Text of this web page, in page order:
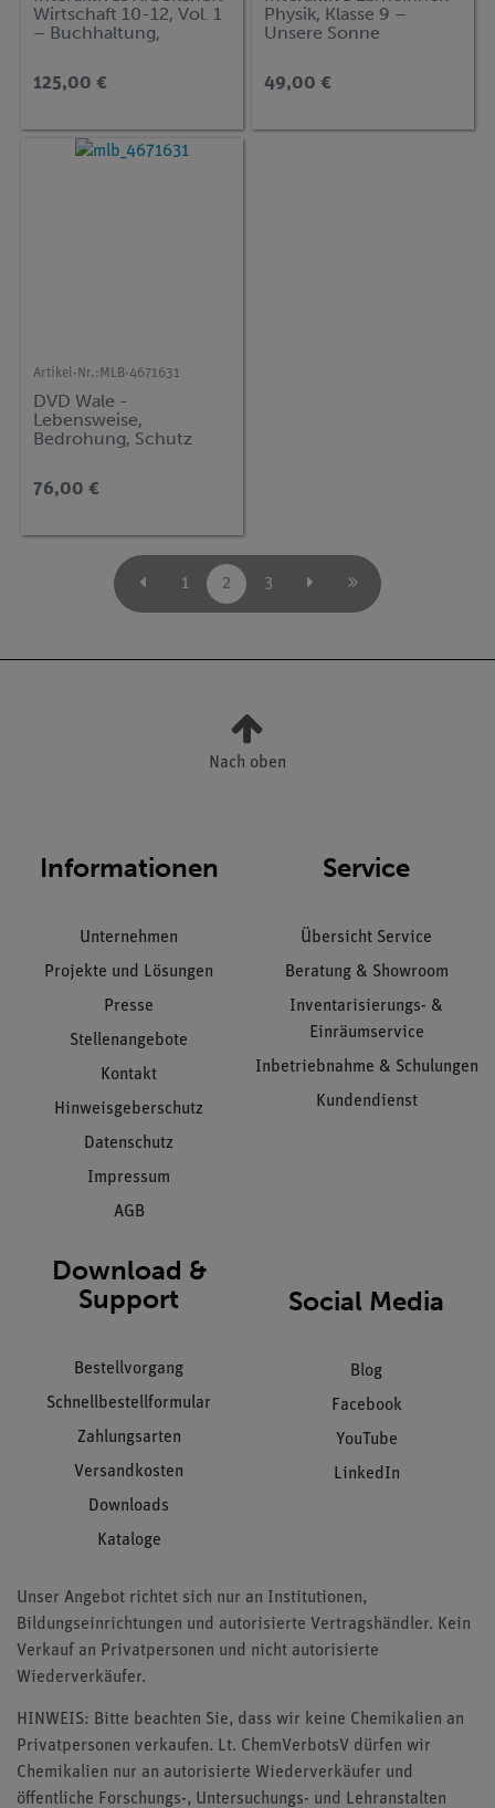
Wirtschaft 10-12, Vol. 1
– Buchhaltung,
125,00 €
Physik, Klasse 9 –
Unsere Sonne
49,00 €
Artikel-Nr.: MLB-4671631
DVD Wale -
Lebensweise,
Bedrohung, Schutz
76,00 €
1 2 3
Nach oben
Informationen
Unternehmen
Projekte und Lösungen
Presse
Stellenangebote
Kontakt
Hinweisgeberschutz
Datenschutz
Impressum
AGB
Service
Übersicht Service
Beratung & Showroom
Inventarisierungs- &
Einräumservice
Inbetriebnahme & Schulungen
Kundendienst
Download &
Support
Bestellvorgang
Schnellbestellformular
Zahlungsarten
Versandkosten
Downloads
Kataloge
Social Media
Blog
Facebook
YouTube
LinkedIn
Unser Angebot richtet sich nur an Institutionen,
Bildungseinrichtungen und autorisierte Vertragshändler. Kein
Verkauf an Privatpersonen und nicht autorisierte
Wiederverkäufer.
HINWEIS: Bitte beachten Sie, dass wir keine Chemikalien an
Privatpersonen verkaufen. Lt. ChemVerbotsV dürfen wir
Chemikalien nur an autorisierte Wiederverkäufer und
öffentliche Forschungs-, Untersuchungs- und Lehranstalten